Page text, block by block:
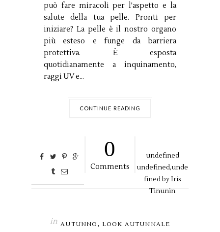
può fare miracoli per l'aspetto e la
salute della tua pelle. Pronti per
iniziare? La pelle è il nostro organo
più esteso e funge da barriera
protettiva. È esposta
quotidianamente a inquinamento,
raggi UV e...
CONTINUE READING
0
Comments
undefined
undefined,unde
fined byIris
Tinunin
in AUTUNNO , LOOK AUTUNNALE